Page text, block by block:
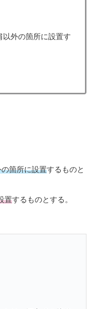
以外の箇所に設置す
箇所に設置するものと
置するものとする。